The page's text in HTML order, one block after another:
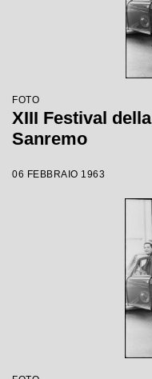
FOTO
XIII Festival
Sanremo
06 FEBBRAIO 1963